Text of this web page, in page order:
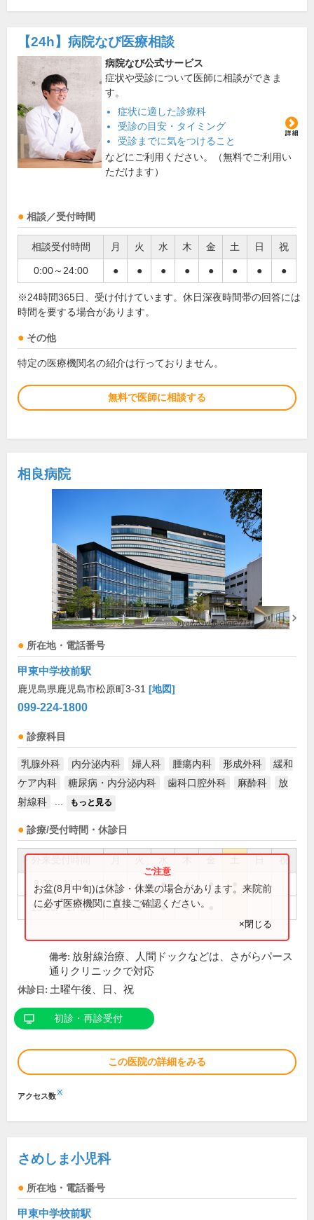
【24h】 病院なび医療相談
病院なび公式サービス
症状や受診について医師に相談ができま
す。
症状に適した診療科
受診の目安・タイミング
受診までに気をつけること
などにご利用ください。（無料でご利用い
ただけます）
相談／受付時間
相談受付時間 月 火 水 木 金 土 日 祝
0:00～24:00 ● ● ● ● ● ● ● ●
※24時間365日、受け付けています。休日深夜時間帯の回答には
時間を要する場合があります。
その他
特定の医療機関名の紹介は行っておりません。
無料で医師に相談する
相良病院
所在地・電話番号
甲東中学校前駅
鹿児島県鹿児島市松原町3-31 [地図]
099-224-1800
診療科目
乳腺外科 内分泌内科 婦人科 腫瘍内科 形成外科
緩和
ケア内科
糖尿病・内分泌内科 歯科口腔外科 麻酔科
放
射線科
もっと見る
診療/受付時間・休診日
祝
8:00～11:30 ● ● ● ● ●
13:30～17:00 ● ● ● ●
お盆(8月中旬)は休診・休業の場合があります。来院前
に必ず医療機関に直接ご確認ください。
×閉じる
備考: 放射線治療、人間ドックなどは、さがらパース
通りクリニックで対応
休診日: 土曜午後、日、祝
初診・再診受付
この医院の詳細をみる
アクセス数※
さめしま小児科
所在地・電話番号
甲東中学校前駅